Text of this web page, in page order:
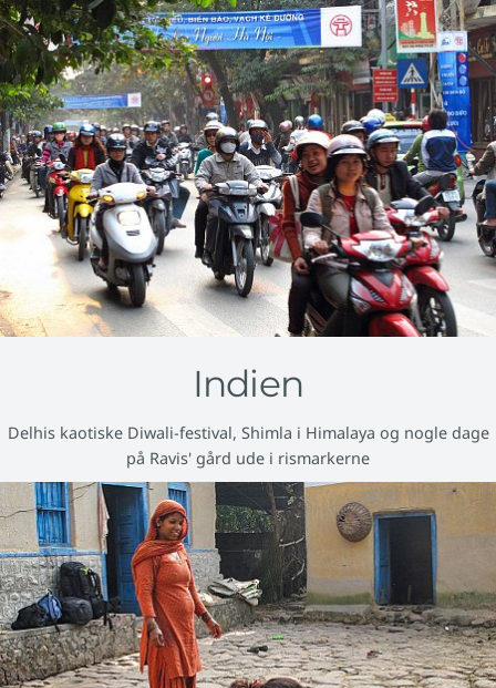
Indien
Delhis kaotiske Diwali-festival, Shimla i Himalaya og nogle dage
på Ravis' gård ude i rismarkerne